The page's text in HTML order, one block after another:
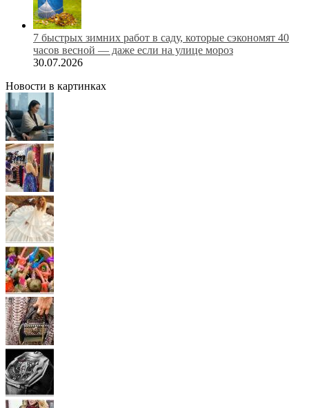
7 быстрых зимних работ в саду, которые сэкономят 40
часов весной — даже если на улице мороз
30.07.2026
Новости в картинках